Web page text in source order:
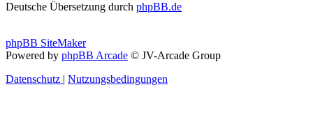
Deutsche Übersetzung durch phpBB.de
phpBB SiteMaker
Powered by phpBB Arcade © JV-Arcade Group
Datenschutz | Nutzungsbedingungen